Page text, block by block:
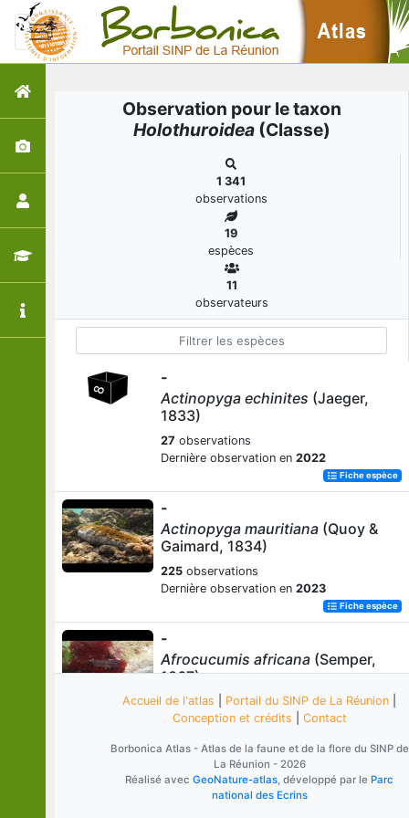
Observation pour le taxon
Holothuroidea(Classe)
1 341
observations
19
espèces
11
observateurs
-
Actinopyga echinites (Jaeger,
1833)
27 observations
Dernière observation en 2022
Fiche espèce
-
Actinopyga mauritiana (Quoy &
Gaimard, 1834)
225 observations
Dernière observation en 2023
Fiche espèce
-
Afrocucumis africana (Semper,
1867)
1observation
Dernière observation en
2007
BohadschiaJaeger, 1833
Accueil de l'atlas Portail du SINP de La Réunion
Conception et crédits
Contact
Borbonica Atlas - Atlas de la faune et de la flore du SINP de
La Réunion - 2026
Réalisé avec GeoNature-atlas, développé par le Parc
national des Ecrins